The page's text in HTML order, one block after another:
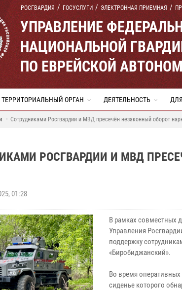
РОСГВАРДИЯ ГОСУСЛУГИ ЭЛЕКТРОННАЯ ПРИЕМНАЯ
УПРАВЛЕНИЕ
НАЦИОНАЛЬНОЙ
ПО ЕВРЕЙСКОЙ
ТЕРРИТОРИАЛЬНЫЙ ОРГАН ДЕЯТЕЛЬНОСТЬ
Сотрудниками Росгвардии и МВД пресечён незаконный оборот
РОСГВАРДИИ И МВД
01:28
В рамках совместных
Управления
поддержку
«Биробиджанский».
Во время
сиденье которого